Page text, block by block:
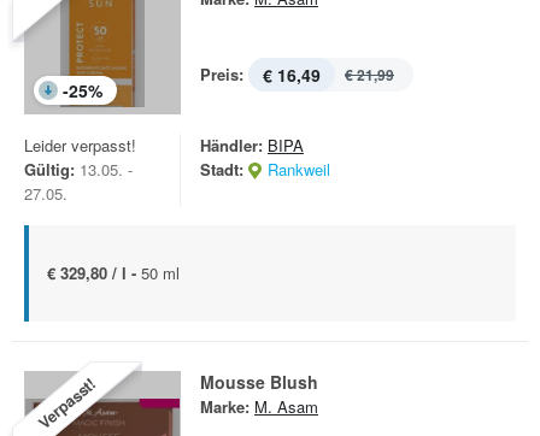
-25%
Preis: € 16,49 € 21,99
Leider verpasst!
Gültig: 13.05. -
27.05.
Händler: BIPA
Stadt:
Rankweil
€ 329,80 / l - 50 ml
Verpasst! Mousse Blush
Marke: M. Asam